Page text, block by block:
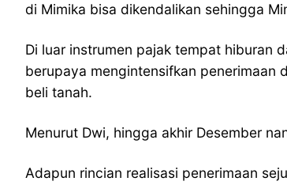
di Mimika bisa dikendalikan sehingga
Di luar instrumen pajak tempat hiburan
berupaya mengintensifkan penerimaan
beli tanah.
Menurut Dwi, hingga akhir Desember
Adapun rincian realisasi penerimaan